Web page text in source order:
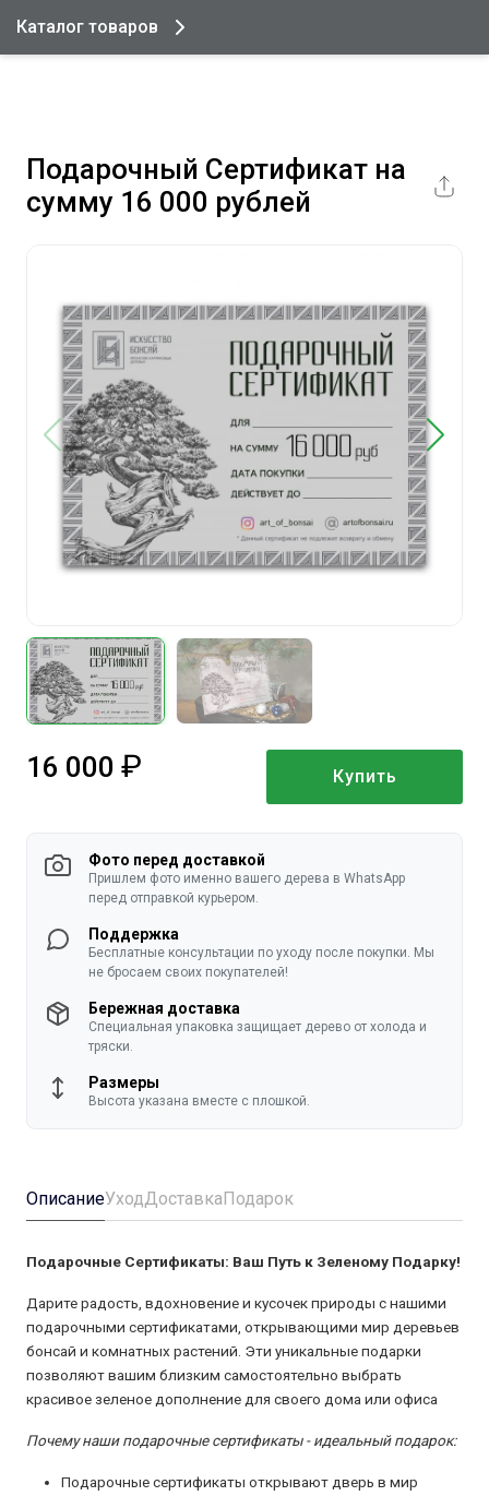
Каталог товаров
Подарочный Сертификат на
сумму 16 000 рублей
16 000 Купить
Фото перед доставкой
Пришлем фото именно вашего дерева в WhatsApp
перед отправкой курьером.
Поддержка
Бесплатные консультации по уходу после покупки. Мы
не бросаем своих покупателей!
Бережная доставка
Специальная упаковка защищает дерево от холода и
тряски.
Размеры
Высота указана вместе с плошкой.
ОписаниеУходДоставкаПодарок
Подарочные Сертификаты: Ваш Путь к Зеленому Подарку!
Дарите радость, вдохновение и кусочек природы с нашими
подарочными сертификатами, открывающими мир деревьев
бонсай и комнатных растений. Эти уникальные подарки
позволяют вашим близким самостоятельно выбрать
красивое зеленое дополнение для своего дома или офиса
Почему наши подарочные сертификаты - идеальный подарок:
Подарочные сертификаты открывают дверь в мир